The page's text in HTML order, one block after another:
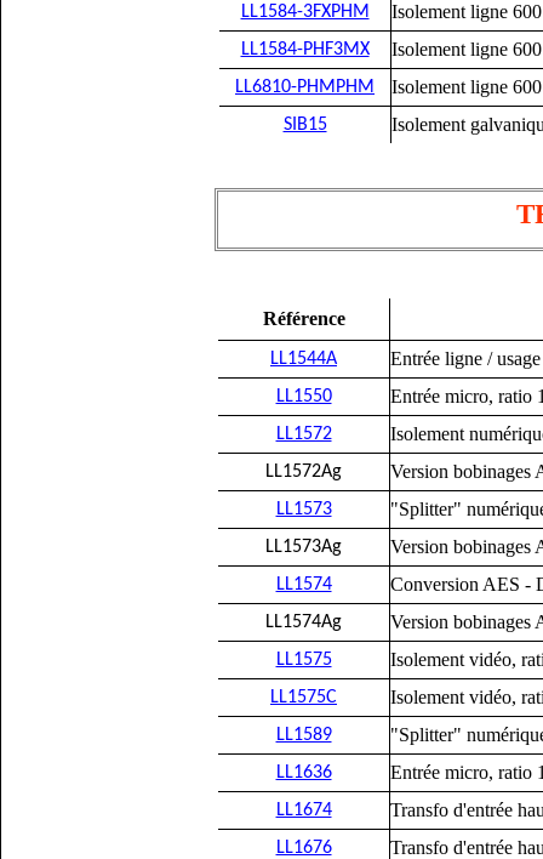
LL1584-3FXPHM Isolement ligne
LL1584-PHF3MX Isolement ligne
LL6810-PHMPHM Isolement ligne
SIB15 Isolement
Référence
LL1544A Entrée ligne /
LL1550 Entrée micro, ratio
LL1572 Isolement
LL1572Ag Version bobinages
LL1573 "Splitter"
LL1573Ag Version bobinages
LL1574 Conversion AES -
LL1574Ag Version bobinages
LL1575 Isolement vidéo,
LL1575C Isolement vidéo,
LL1589 "Splitter"
LL1636 Entrée micro, ratio
LL1674 Transfo d'entrée
LL1676 Transfo d'entrée